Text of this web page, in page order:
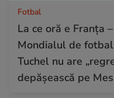
Fotbal
La ce oră e Franța
Mondialul de
Tuchel nu are
depășească pe